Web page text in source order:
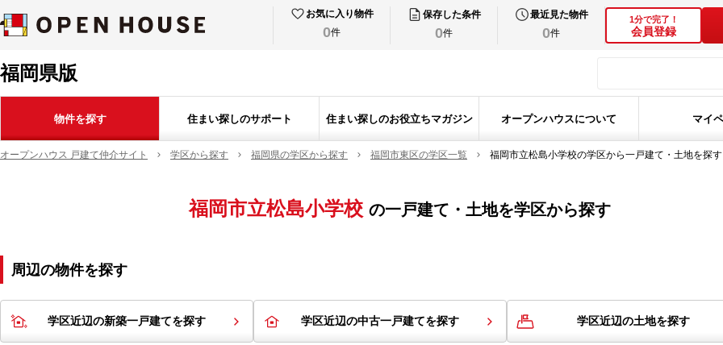
お気に入り物件
0件
保存した条件
0件
最近見た物件
0件
1分で完了！
会員登録
福岡県版
物件を探す 住まい探しのサポート 住まい探しのお役立ちマガジン オープンハウスについて マイ
オープンハウス 戸建て仲介サイト 学区から探す 福岡県の学区から探す 福岡市東区の学区一覧 福岡市立松島小学校の学区から一戸建て・土地を探す
福岡市立松島小学校 の一戸建て・土地を学区から探す
周辺の物件を探す
学区近辺の新築一戸建てを探す 学区近辺の中古一戸建てを探す 学区近辺の土地を探す